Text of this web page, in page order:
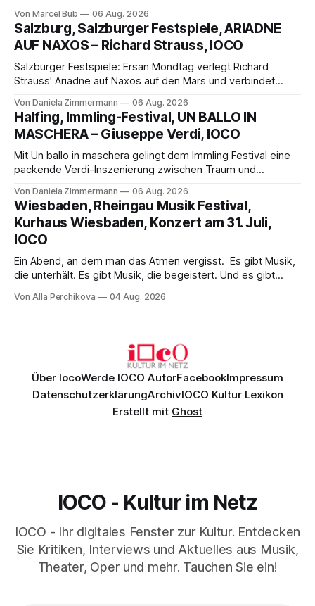
eine bildgewaltige Inszenierung, Maxime Pascal entfaltet
die komplexe Partitur eindrucksvoll, Philippe Sly berührt als
Franziskus.
Von Marcel Bub 06 Aug. 2026
Salzburg, Salzburger Festspiele, ARIADNE
AUF NAXOS – Richard Strauss, IOCO
Salzburger Festspiele: Ersan Mondtag verlegt Richard
Strauss' Ariadne auf Naxos auf den Mars und verbindet
Aufführung mit starken Solisten und den Wiener
Philharmonikern, szenisch bleibt der zweite Akt jedoch
hinter den Erwartungen zurück.
Von Daniela Zimmermann 06 Aug. 2026
Halfing, Immling-Festival, UN BALLO IN
MASCHERA – Giuseppe Verdi, IOCO
Mit Un ballo in maschera gelingt dem Immling Festival eine
packende Verdi-Inszenierung zwischen Traum und
psychologische Tiefe mit starken Bildern, getragen von
einem spielfreudigen Ensemble und einer musikalisch
überzeugenden Gesamtleistung.
Von Daniela Zimmermann 06 Aug. 2026
Wiesbaden, Rheingau Musik Festival,
Kurhaus Wiesbaden, Konzert am 31. Juli,
IOCO
Ein Abend, an dem man das Atmen vergisst. Es gibt Musik,
die unterhält. Es gibt Musik, die begeistert. Und es gibt
Genau so war der Abend im Kurhaus Wiesbaden, an dem
Von Alla Perchikova 04 Aug. 2026
Über IocoWerde IOCO AutorFacebookImpressum
DatenschutzerklärungArchivIOCO Kultur Lexikon
Erstellt mit Ghost
IOCO - Kultur im Netz
IOCO - Ihr digitales Fenster zur Kultur. Entdecken
Sie Kritiken, Interviews und Aktuelles aus Musik,
Theater, Oper und mehr. Tauchen Sie ein!